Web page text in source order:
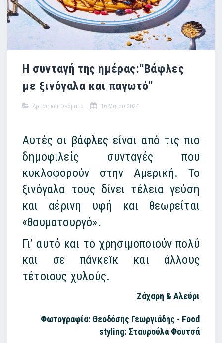
Η συνταγή της ημέρας:''Βάφλες
με ξινόγαλα και παγωτό''
Άρτος και Θεάματα 16 Μαϊου 2024
Αυτές οι βάφλες είναι από τις πιο
δημοφιλείς συνταγές που
κυκλοφορούν στην Αμερική. Το
ξινόγαλα τους δίνει τέλεια γεύση
και αέρινη υφή και θεωρείται
«θαυματουργό».
Γι’ αυτό και το χρησιμοποιούν πολύ
και σε πάνκεϊκ και άλλους
τέτοιους χυλούς.
Ζάχαρη & Αλεύρι
Φωτογραφία: Θεοδόσης Γεωργιάδης - Food
styling: Σταυρούλα Φουτσά